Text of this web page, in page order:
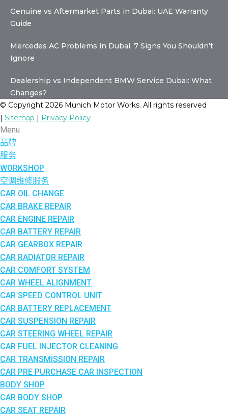
Genuine vs Aftermarket Parts in Dubai: UAE Warranty
Guide
Mercedes AC Problems in Dubai: 7 Signs You Shouldn’t
Ignore
Dealership vs Independent BMW Service Dubai: What
Changes?
© Copyright 2026 Munich Motor Works. All rights reserved
Sitemap Privacy Policy
Menu
品牌
服务
WORKSHOP
空调维修服务
CAR OIL CHANGE
CAR BRAKE REPAIR
CAR ENGINE REPAIR
CAR BATTERY REPAIR
CAR GEARBOX REPAIR
CAR RADIATOR REPAIR
CAR COMFORT SYSTEM
CAR WHEEL ALIGNMENT
CAR SPEED CONTROL UNIT
CAR BATTERY REPLACEMENT
CAR SUSPENSION REPAIR
CAR STEERING WHEEL REPAIR
CAR FUEL INJECTOR CLEANING
CAR TRANSMISSION REPAIR
CAR PRE PURCHASE CAR INSPECTION
BODY SHOP
CAR BODY SHOP
CAR SEAT REPAIR